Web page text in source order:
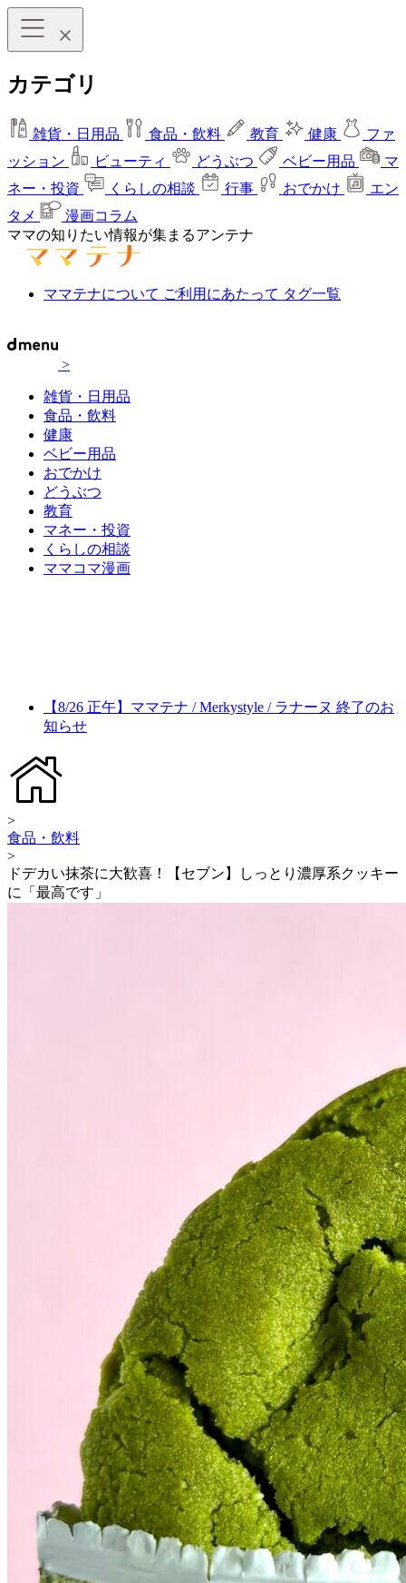
カテゴリ
雑貨・日用品 食品・飲料 教育 健康
ファ
ッション
ビューティ どうぶつ ベビー用品
マ
ネー・投資
くらしの相談 行事 おでかけ
エン
タメ
漫画コラム
ママの知りたい情報が集まるアンテナ
ママテナについて ご利用にあたって タグ一覧
>
雑貨・日用品
食品・飲料
健康
ベビー用品
おでかけ
どうぶつ
教育
マネー・投資
くらしの相談
ママコマ漫画
【8/26 正午】ママテナ / Merkystyle / ラナーヌ 終了のお
知らせ
>
食品・飲料
>
ドデカい抹茶に大歓喜！【セブン】しっとり濃厚系クッキー
に「最高です」